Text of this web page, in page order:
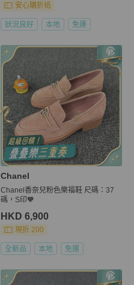
安心購折抵
狀況良好 本地 免運
Chanel
Chanel香奈兒粉色樂福鞋 尺碼：37
碼，S印🧡
HKD 6,900
現折 200
全新品 本地 免運